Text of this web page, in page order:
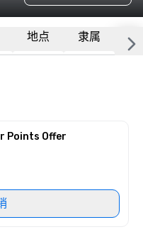
地点 隶属 更
Points Offer